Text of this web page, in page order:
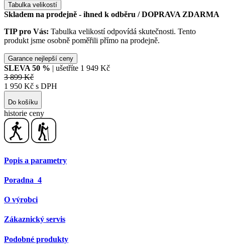
Tabulka velikostí
Skladem na prodejně - ihned k odběru / DOPRAVA ZDARMA
TIP pro Vás: Tabulka velikostí odpovídá skutečnosti. Tento
produkt jsme osobně poměřili přímo na prodejně.
Garance nejlepší ceny
SLEVA 50 % | ušetříte 1 949 Kč
3 899 Kč
1 950 Kč s DPH
Do košíku
historie ceny
Popis a parametry
Poradna 4
O výrobci
Zákaznický servis
Podobné produkty